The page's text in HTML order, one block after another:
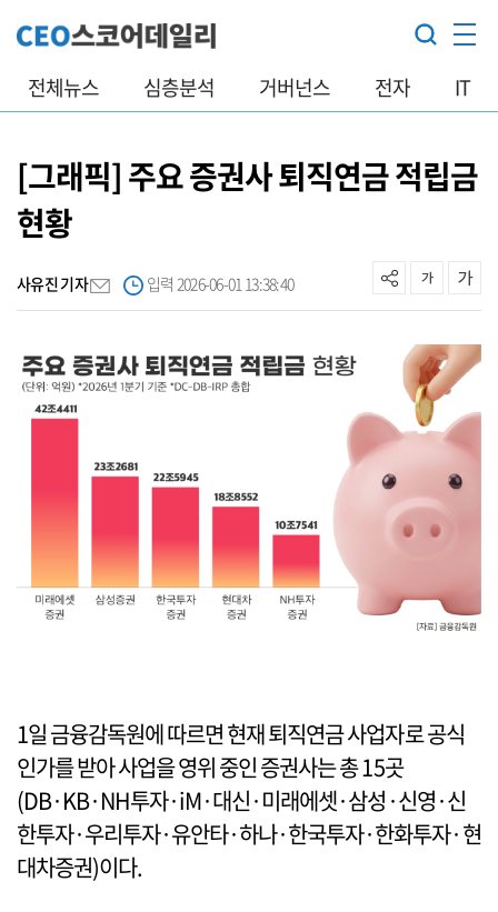
전체뉴스 심층분석 거버넌스 전자 IT
[그래픽] 주요 증권사 퇴직연금 적립금
현황
사유진 기자 입력 2026-06-01 13:38:40
1일 금융감독원에 따르면 현재 퇴직연금 사업자로 공식
인가를 받아 사업을 영위 중인 증권사는 총 15곳
(DB·KB·NH투자·iM·대신·미래에셋·삼성·신영·신
한투자·우리투자·유안타·하나·한국투자·한화투자·현
대차증권)이다.